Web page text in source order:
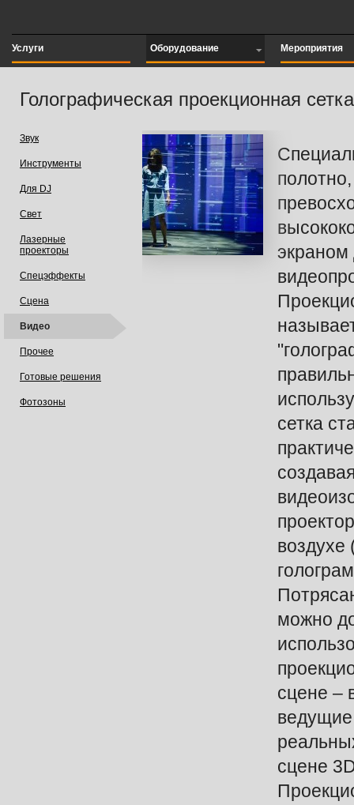
Услуги Оборудование Мероприятия
Голографическая проекционная сетка
Звук
Инструменты
Для DJ
Свет
Лазерные
проекторы
Спецэффекты
Сцена
Видео
Прочее
Готовые решения
Фотозоны
экраном
сетка
можно
сцене –
сцене